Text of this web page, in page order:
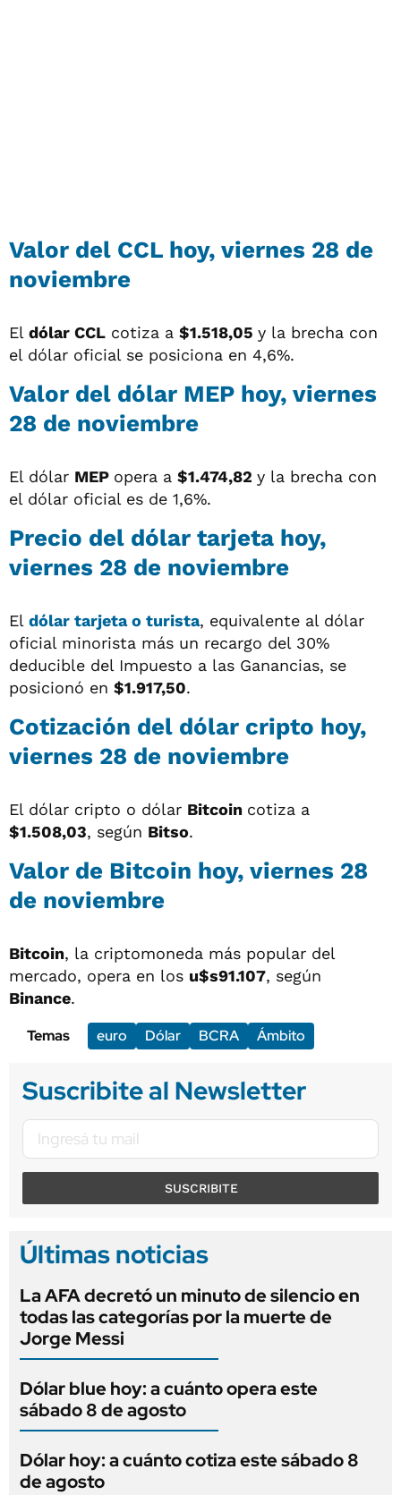
Valor del CCL hoy, viernes 28 de
noviembre
El dólar CCL cotiza a $1.518,05 y la brecha con
el dólar oficial se posiciona en 4,6%.
Valor del dólar MEP hoy, viernes
28 de noviembre
El dólar MEP opera a $1.474,82 y la brecha con
el dólar oficial es de 1,6%.
Precio del dólar tarjeta hoy,
viernes 28 de noviembre
El dólar tarjeta o turista, equivalente al dólar
oficial minorista más un recargo del 30%
deducible del Impuesto a las Ganancias, se
posicionó en $1.917,50.
Cotización del dólar cripto hoy,
viernes 28 de noviembre
El dólar cripto o dólar Bitcoin cotiza a
$1.508,03, según Bitso.
Valor de Bitcoin hoy, viernes 28
de noviembre
Bitcoin, la criptomoneda más popular del
mercado, opera en los u$s91.107, según
Binance.
Temas
euro Dólar BCRA Ámbito
Suscribite al Newsletter
SUSCRIBITE
Últimas noticias
La AFA decretó un minuto de silencio en
todas las categorías por la muerte de
Jorge Messi
Dólar blue hoy: a cuánto opera este
sábado 8 de agosto
Dólar hoy: a cuánto cotiza este sábado 8
de agosto